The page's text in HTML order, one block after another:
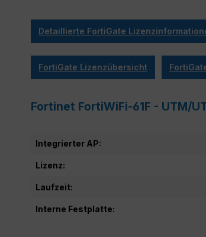
Detaillierte FortiGate
FortiGate Lizenzübersicht
Fortinet FortiWiFi-61F - UTM/
Integrierter AP:
Lizenz:
Laufzeit:
Interne Festplatte: